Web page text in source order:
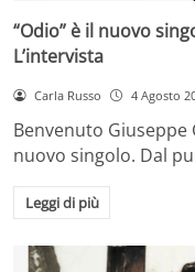
“Odio” è il nuovo
L’intervista
Carla Russo 4 Agosto
Benvenuto
nuovo singolo. Dal
Leggi di più